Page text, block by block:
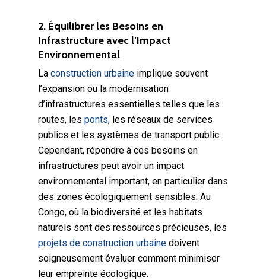
2. Équilibrer les Besoins en
Infrastructure avec l’Impact
Environnemental
La construction urbaine implique souvent
l’expansion ou la modernisation
d’infrastructures essentielles telles que les
routes, les ponts, les réseaux de services
publics et les systèmes de transport public.
Cependant, répondre à ces besoins en
infrastructures peut avoir un impact
environnemental important, en particulier dans
des zones écologiquement sensibles. Au
Congo, où la biodiversité et les habitats
naturels sont des ressources précieuses, les
projets de construction urbaine doivent
soigneusement évaluer comment minimiser
leur empreinte écologique.